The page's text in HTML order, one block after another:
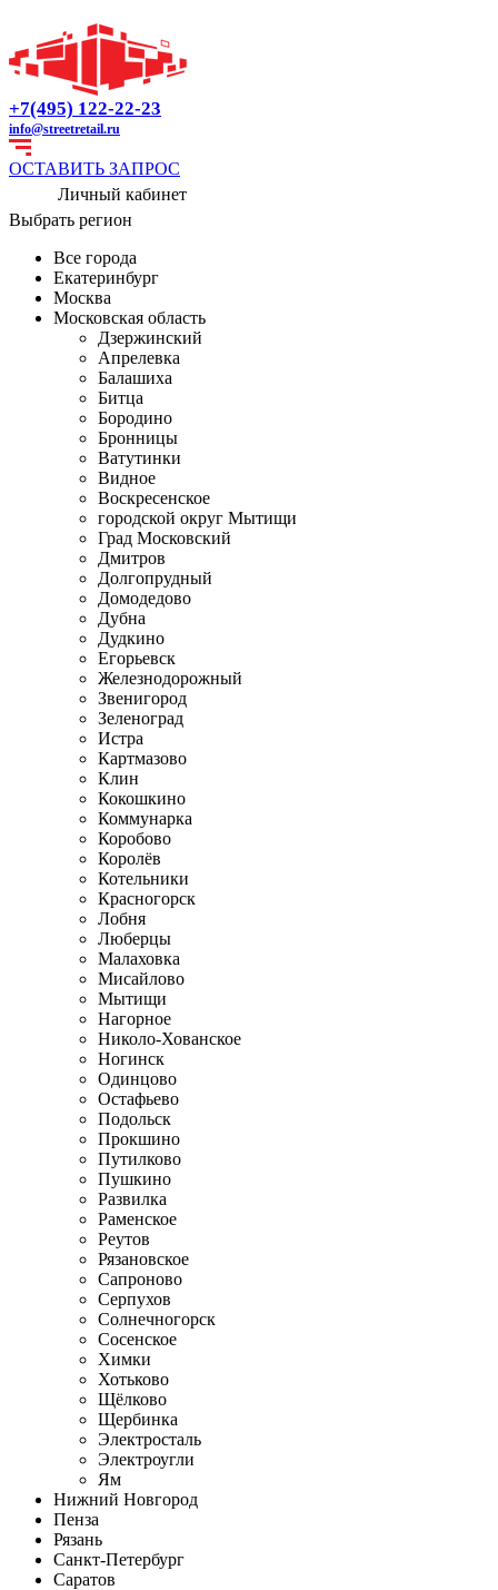
+7(495) 122-22-23
info@streetretail.ru
ОСТАВИТЬ ЗАПРОС
Личный кабинет
Выбрать регион
Все города
Екатеринбург
Москва
Московская область
Дзержинский
Апрелевка
Балашиха
Битца
Бородино
Бронницы
Ватутинки
Видное
Воскресенское
городской округ Мытищи
Град Московский
Дмитров
Долгопрудный
Домодедово
Дубна
Дудкино
Егорьевск
Железнодорожный
Звенигород
Зеленоград
Истра
Картмазово
Клин
Кокошкино
Коммунарка
Коробово
Королёв
Котельники
Красногорск
Лобня
Люберцы
Малаховка
Мисайлово
Мытищи
Нагорное
Николо-Хованское
Ногинск
Одинцово
Остафьево
Подольск
Прокшино
Путилково
Пушкино
Развилка
Раменское
Реутов
Рязановское
Сапроново
Серпухов
Солнечногорск
Сосенское
Химки
Хотьково
Щёлково
Щербинка
Электросталь
Электроугли
Ям
Нижний Новгород
Пенза
Рязань
Санкт-Петербург
Саратов